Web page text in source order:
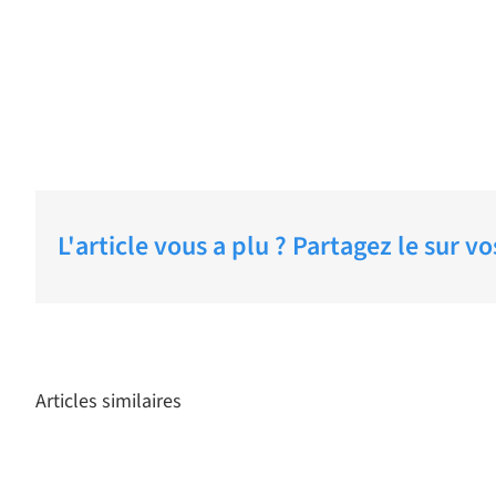
L'article vous a plu ? Partagez le sur
Articles similaires